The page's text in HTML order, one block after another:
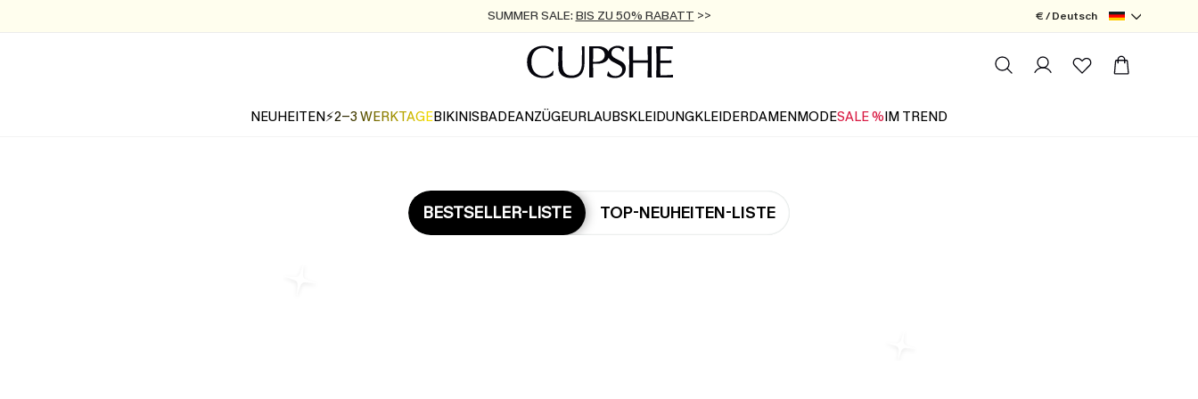
SUMMER SALE: BIS ZU 50% RABATT >>
ZUM NEWSLETTER:BIS ZU -20% EXTRA ERHALTEN
KOSTENLOSER VERSAND AB 89 €
€ / Deutsch
NEUHEITEN⚡2-3 WERKTAGEBIKINISBADEANZÜGEURLAUBSKLEIDUNGKLEIDERDAMENMODESALE %IM TREND
BESTSELLER-LISTE TOP-NEUHEITEN-LISTE